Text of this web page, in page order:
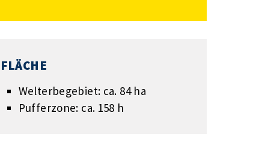
FLÄCHE
Welterbegebiet: ca. 84 ha
Pufferzone: ca. 158 h